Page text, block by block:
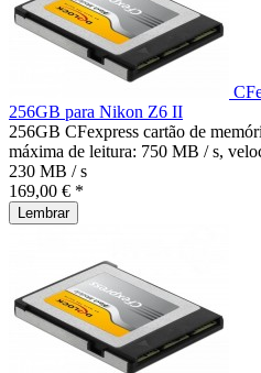
256GB para Nikon Z6 II
256GB CFexpress cartão de
máxima de leitura: 750 MB / s,
230 MB / s
169,00 € *
Lembrar